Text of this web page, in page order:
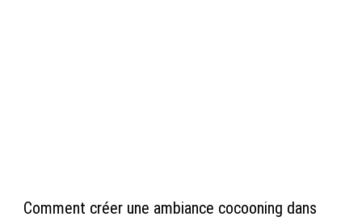
Comment créer une ambiance cocooning dans